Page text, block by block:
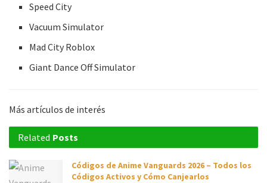
Speed City
Vacuum Simulator
Mad City Roblox
Giant Dance Off Simulator
Más artículos de interés
Related Posts
Códigos de Anime Vanguards 2026 – Todos los
Códigos Activos y Cómo Canjearlos